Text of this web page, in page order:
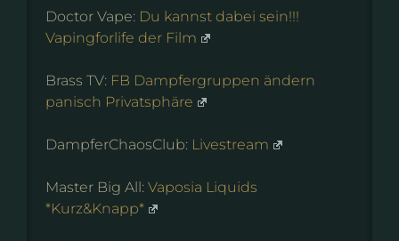
Doctor Vape: Du kannst dabei sein!!!
Vapingforlife der Film
Brass TV: FB Dampfergruppen ändern
panisch Privatsphäre
DampferChaosClub: Livestream
Master Big All: Vaposia Liquids
*Kurz&Knapp*